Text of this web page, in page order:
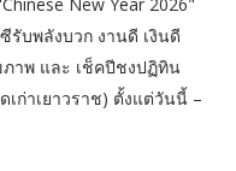
รับพลังบวก งานดี เงินดี
ภาพ และ เช็คปีชงปฏิทิน
เก่าเยาวราช) ตั้งแต่วันนี้ –